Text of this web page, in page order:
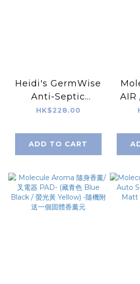
Heidi's GermWise
Anti-Septic
Sanitizer Spray
HK$228.00
ADD TO CART
AIR